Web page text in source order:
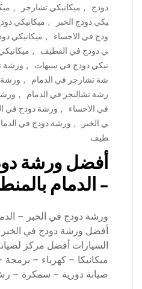
دودج
, ميكانيكي تشارجر ,
يكي دودج الخبر
, ميكانيكي
ودج في الاحساء
, ميكانيكي
ي دودج في القطيف
,
نيكي دودج في سيهات
, ورشة
شة تشارجر في الدمام
, ورشة
رشة تشالنجر في الدمام
,
في الاحساء
, ورشة دودج في
ي الخبر
, ورشة دودج في
طيف
أفضل ورشة
– الدمام
ورشة دودج في الخبر –
أفضل ورشة دودج في الخبر
السيارات أفضل مركز
ميكانيكا – كهرباء –
صيانة دورية – سمكرة –